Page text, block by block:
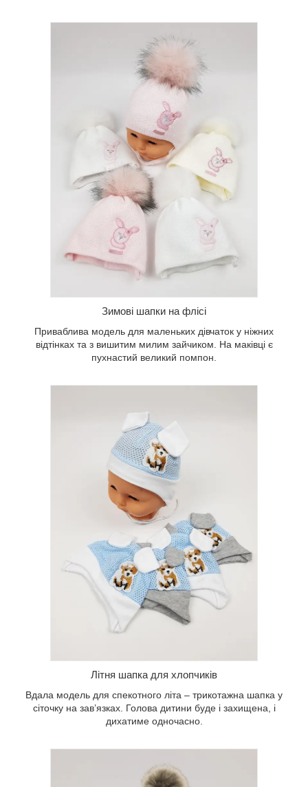
Зимові шапки на флісі
Приваблива модель для маленьких дівчаток у ніжних
відтінках та з вишитим милим зайчиком. На маківці є
пухнастий великий помпон.
Вдала модель для спекотного літа –
трикотажна шапка у сіточку на зав’язках.
Голова дитини буде і захищена, і
дихатиме одночасно.
Літня шапка для хлопчиків
Вдала модель для спекотного літа – трикотажна шапка у
сіточку на зав’язках. Голова дитини буде і захищена, і
дихатиме одночасно.
Для найменших модна та стильна
в’язана модель з гарним пишним
помпоном, виразним в’язаним
візерунком та захистом для вух.